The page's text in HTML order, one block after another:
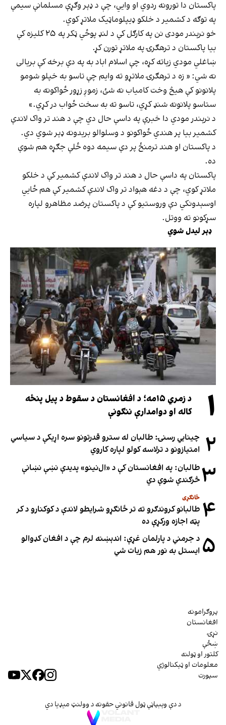
پاکستان دا تورونه ردوي او وايي، چې د ډېر وګړې مسلمانې سیمې
په توګه د کشمیر د خلکو ډیپلوماټیک ملاتړ کوي.
خو نرېندر مودی نن په کارګل کې د لنډ پوځي ټکر په ۲۵ کلیزه کې
بیا پاکستان د ترهګرۍ په ملاتړ تورن کړ.
ښاغلي مودي زیاته کړه، چې اسلام اباد به په دې برخه کې بریالی
نه شي: « زه د ترهګرۍ ملاتړو ته وایم چې تاسو به خپلو شومو
پلانونو کې هیڅ وخت کامیاب نه شئ، زموږ زړور ځواکونه به
ستاسو پلانونه شنډ کړي، تاسو ته به سخت ځواب در کړي.»
د نرېندر مودي دا خبرې په داسې حال دي چې د هند تر واک لاندې
کشمیر بیا پر هندي ځواکونو د وسلوالو بریدونه ډېر شوي دي.
د پاکستان او هند ترمنځ پر دې سیمه دوه ځلې جګړه هم شوې
ده.
پاکستان په داسې حال د هند تر واک لاندې کشمیر کې د خلکو
ملاتړ کوي، چې د دغه هېواد تر واک لاندې کشمیر کې هم ځايي
اوسېدونکي دې وروستیو کې د پاکستان پرضد مظاهرو لپاره
سړکونو ته ووتل.
ډېر لیدل شوي
۱
د زمري ۱۵مه؛ د افغانستان د سقوط د پیل پنځه
کاله او دوامدارې ننګونې
۲ چینایي رسنۍ: طالبان له سترو قدرتونو سره اړیکې د سیاسي
امتیازونو د ترلاسه کولو لپاره کاروي
۳طالبان: په افغانستان کې د «ال‌نینو» پدیدې نښې نښانې
څرګندې شوې دي
۴ ځانګړی
طالبانو کروندګرو ته تر ځانګړو شرایطو لاندې د کوکنارو د کر
پټه اجازه ورکړې ده
۵ د جرمني د پارلمان غړې: اندېښنه لرم چې د افغان کډوالو
ایستل به نور هم زیات شي
پروګرامونه
افغانستان
نړۍ
ښځې
کلتور او ټولنه
معلومات او ټېکنالوژي
سپورت
د دې وېبپاڼې ټول قانوني حقونه د وولنټ میډیا دي